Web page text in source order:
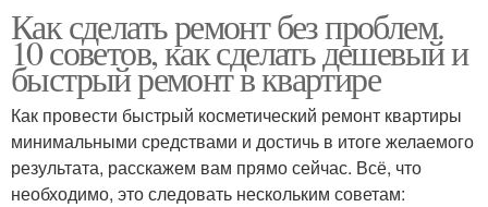
Как сделать ремонт без проблем.
10 советов, как сделать дешевый и
быстрый ремонт в квартире
Как провести быстрый косметический ремонт квартиры
минимальными средствами и достичь в итоге желаемого
результата, расскажем вам прямо сейчас. Всё, что
необходимо, это следовать нескольким советам: